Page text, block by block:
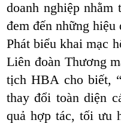
doanh nghiệp
đem đến những
Phát biểu khai mạc
Liên đoàn Thương
tịch HBA cho biết,
thay đổi toàn diện
quả hợp tác, tối ưu